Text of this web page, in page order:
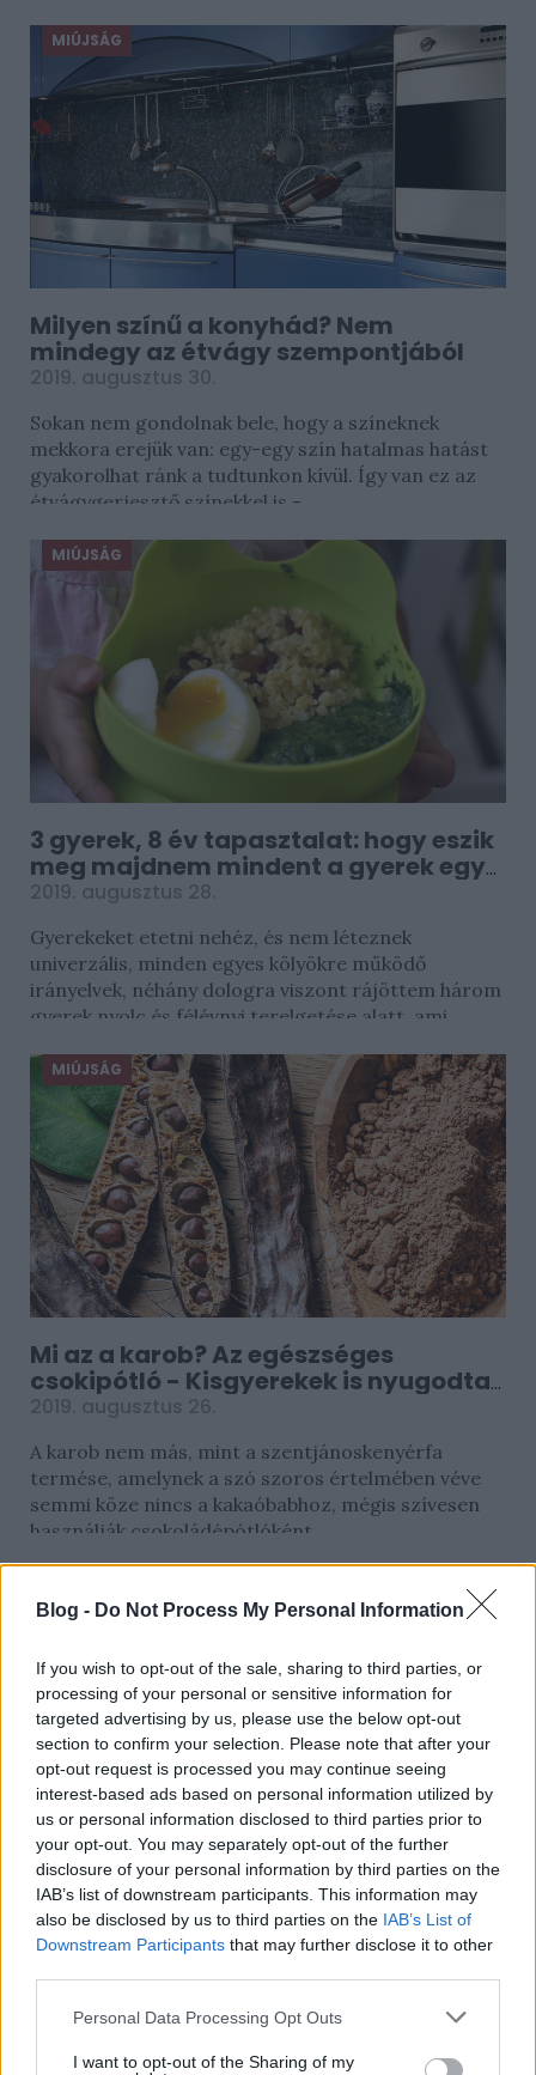
Blog - Do Not Process My Personal Information
If you wish to opt-out of the sale, sharing to third parties, or
processing of your personal or sensitive information for
targeted advertising by us, please use the below opt-out
section to confirm your selection. Please note that after your
opt-out request is processed you may continue seeing
interest-based ads based on personal information utilized by
us or personal information disclosed to third parties prior to
your opt-out. You may separately opt-out of the further
disclosure of your personal information by third parties on the
IAB’s list of downstream participants. This information may
also be disclosed by us to third parties on the IAB’s List of
Downstream Participants that may further disclose it to other
Please note that this website/app uses one or more Google
not limited to your visit or usage behaviour. You may click to
Personal Data Processing Opt Outs
I want to opt-out of the Sharing of my
MIÚJSÁG
Milyen színű a konyhád? Nem
mindegy az étvágy szempontjából
2019. augusztus 30.
Sokan nem gondolnak bele, hogy a színeknek
mekkora erejük van: egy-egy szín hatalmas hatást
gyakorolhat ránk a tudtunkon kívül. Így van ez az
étvágygerjesztő színekkel is -...
MIÚJSÁG
3 gyerek, 8 év tapasztalat: hogy eszik
meg majdnem mindent a gyerek egy
feketeöves anya szerint?
2019. augusztus 28.
Gyerekeket etetni nehéz, és nem léteznek
univerzális, minden egyes kölyökre működő
irányelvek, néhány dologra viszont rájöttem három
gyerek nyolc és félévnyi terelgetése alatt, ami...
MIÚJSÁG
Mi az a karob? Az egészséges
csokipótló - Kisgyerekek is nyugodtan
fogyaszthatják
2019. augusztus 26.
A karob nem más, mint a szentjánoskenyérfa
termése, amelynek a szó szoros értelmében véve
semmi köze nincs a kakaóbabhoz, mégis szívesen
használják csokoládépótlóként...
Agyagedényben készül a legpuhább,
legízesebb hús: erre figyelj, ha
használod
2019. augusztus 26.
régen minden jobb volt, de mégis vannak dolgok,